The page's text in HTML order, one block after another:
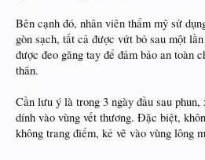
Bên cạnh đó, nhân viên thẩm mỹ sử
gòn sạch, tất cả được vứt bỏ sau một
được đeo găng tay để đảm bảo an toàn
thân.
Cần lưu ý là trong 3 ngày đầu sau
dính vào vùng vết thương. Đặc biệt,
không trang điểm, kẻ vẽ vào vùng lông